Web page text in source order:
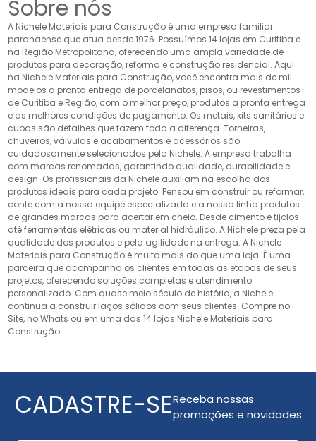
Sobre nós
A Nichele Materiais para Construção é uma empresa familiar
paranaense que atua desde 1976. Possuímos 14 lojas em Curitiba e
na Região Metropolitana, oferecendo uma ampla variedade de
produtos para decoração, reforma e construção residencial. Aqui
na Nichele Materiais para Construção, você encontra mais de mil
modelos a pronta entrega de porcelanatos, pisos, ou revestimentos
de Curitiba e Região, com o melhor preço, produtos a pronta entrega
e as melhores condições de pagamento. Os metais, kits sanitários e
cubas são detalhes que fazem toda a diferença. Torneiras,
chuveiros, válvulas e acabamentos e acessórios são
cuidadosamente selecionados pela Nichele. A empresa trabalha
com marcas renomadas, garantindo qualidade, durabilidade e
design. Os profissionais da Nichele auxiliam na escolha dos
produtos ideais para cada projeto. Pensou em construir ou reformar,
conte com a nossa equipe especializada e a nossa linha produtos
de grandes marcas para acertar em cheio. Desde cimento e tijolos
até ferramentas elétricas ou material hidráulico. A Nichele preza pela
qualidade dos produtos e pela agilidade na entrega. A Nichele
Materiais para Construção é muito mais do que uma loja. É uma
parceira que acompanha os clientes em todas as etapas de seus
projetos, oferecendo soluções completas e atendimento
personalizado. Com quase meio século de história, a Nichele
continua a construir laços sólidos com seus clientes. Compre no
Site, no Whats ou em uma das 14 lojas Nichele Materiais para
Construção.
CADASTRE-SEReceba nossas
promoções e novidades